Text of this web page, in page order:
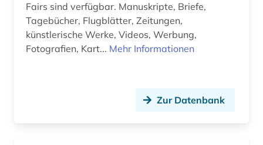
erziehungswesen (1)
erziehungswissenschaft (1)
ethnologie (2)
Fairs sind verfügbar. Manuskripte, Briefe,
Tagebücher, Flugblätter, Zeitungen,
künstlerische Werke, Videos, Werbung,
Fotografien, Kart... Mehr Informationen
Zur Datenbank